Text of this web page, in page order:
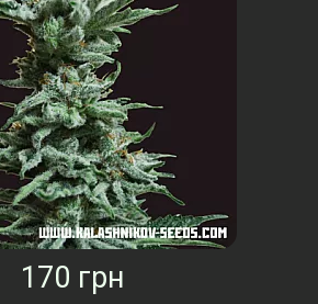
170 грн